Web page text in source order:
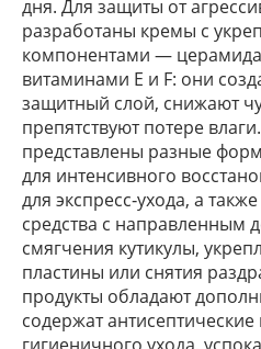
дня. Для защиты от
разработаны кремы с
компонентами —
витаминами E и F: они
защитный слой, снижают
препятствуют потере
представлены разные
для интенсивного
для экспресс‑ухода, а
средства с направленным
смягчения кутикулы,
пластины или снятия
продукты обладают
содержат